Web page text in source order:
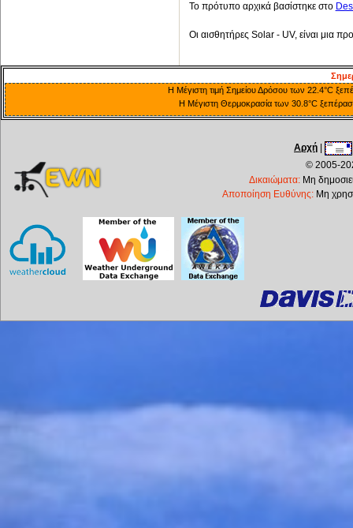
Το πρότυπο αρχικά βασίστηκε στο
Οι αισθητήρες Solar - UV, είναι μια
Η Μέγιστη τιμή Σημείου Δρόσου των 22.4°C
Η Μέγιστη Θερμοκρασία των 30.8°C
Αρχή
© 2005-
Δικαιώματα: Μη
Αποποίηση Ευθύνης: Μη